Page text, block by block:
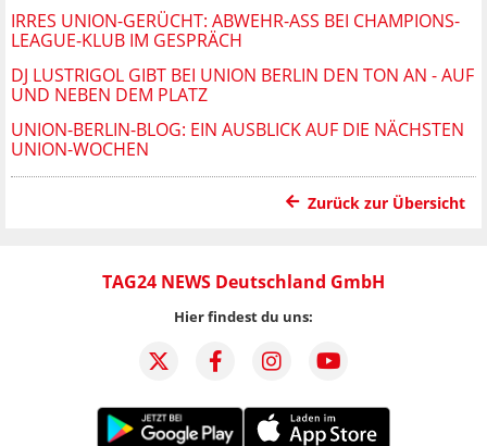
IRRES UNION-GERÜCHT: ABWEHR-ASS BEI CHAMPIONS-
LEAGUE-KLUB IM GESPRÄCH
DJ LUSTRIGOL GIBT BEI UNION BERLIN DEN TON AN - AUF
UND NEBEN DEM PLATZ
UNION-BERLIN-BLOG: EIN AUSBLICK AUF DIE NÄCHSTEN
UNION-WOCHEN
Zurück zur Übersicht
TAG24 NEWS Deutschland GmbH
Hier findest du uns: